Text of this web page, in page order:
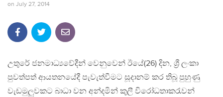
on July 27, 2014
උතුරේ ජනමාධ්‍යවේදීන් වෙනුවෙන් ඊයේ(26) දින, ශ්‍රී ලංකා
පුවත්පත් ආයතනයේදී පැවැත්වීමට සූදානම් කර තිබූ පුහුණු
වැඩමුලුවකට බාධා වන අන්දමින් කුලී විරෝධතාකරැවන්